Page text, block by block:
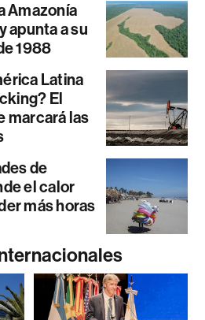
Amazonía
apunta a su
1988
Latina
El
marcará las
de
el calor
más horas